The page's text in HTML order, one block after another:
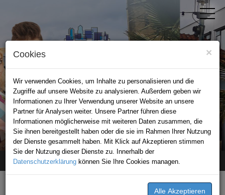
×
Cookies
Wir verwenden Cookies, um Inhalte zu personalisieren und die
Zugriffe auf unsere Website zu analysieren. Außerdem geben wir
Informationen zu Ihrer Verwendung unserer Website an unsere
Partner für Analysen weiter. Unsere Partner führen diese
Informationen möglicherweise mit weiteren Daten zusammen, die
Sie ihnen bereitgestellt haben oder die sie im Rahmen Ihrer Nutzung
der Dienste gesammelt haben. Mit Klick auf Akzeptieren stimmen
Sie der Nutzung dieser Dienste zu. Innerhalb der
Datenschutzerklärung können Sie Ihre Cookies managen.
STADTPORTAL BAD RAPPENAU
Home unternehmen Ferienwohnung Höllmüller